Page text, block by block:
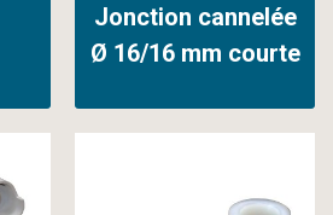
Jonction cannelée
Ø 16/16 mm courte